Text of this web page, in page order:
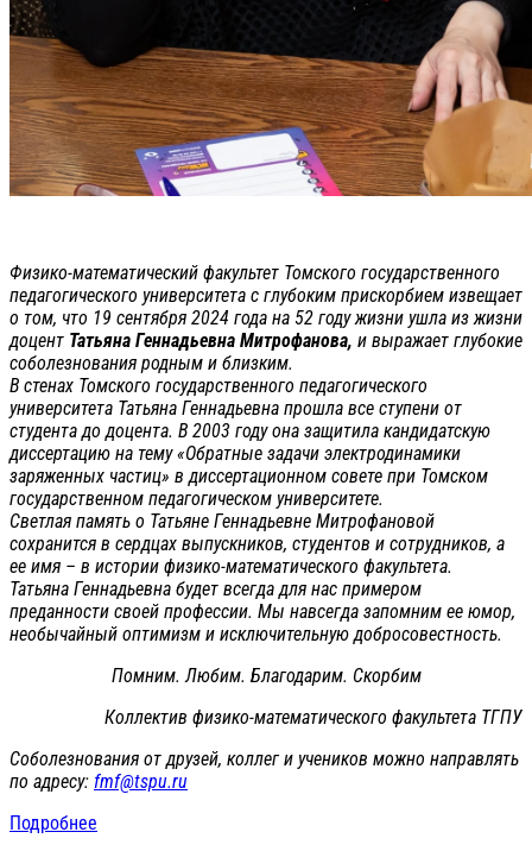
Физико-математический факультет Томского государственного
педагогического университета с глубоким прискорбием извещает
о том, что 19 сентября 2024 года на 52 году жизни ушла из жизни
доцент Татьяна Геннадьевна Митрофанова, и выражает глубокие
соболезнования родным и близким.
В стенах Томского государственного педагогического
университета Татьяна Геннадьевна прошла все ступени от
студента до доцента. В 2003 году она защитила кандидатскую
диссертацию на тему «Обратные задачи электродинамики
заряженных частиц» в диссертационном совете при Томском
государственном педагогическом университете.
Светлая память о Татьяне Геннадьевне Митрофановой
сохранится в сердцах выпускников, студентов и сотрудников, а
ее имя – в истории физико-математического факультета.
Татьяна Геннадьевна будет всегда для нас примером
преданности своей профессии. Мы навсегда запомним ее юмор,
необычайный оптимизм и исключительную добросовестность.
Помним. Любим. Благодарим. Скорбим
Коллектив физико-математического факультета ТГПУ
Соболезнования от друзей, коллег и учеников можно направлять
по адресу: fmf@tspu.ru
Подробнее